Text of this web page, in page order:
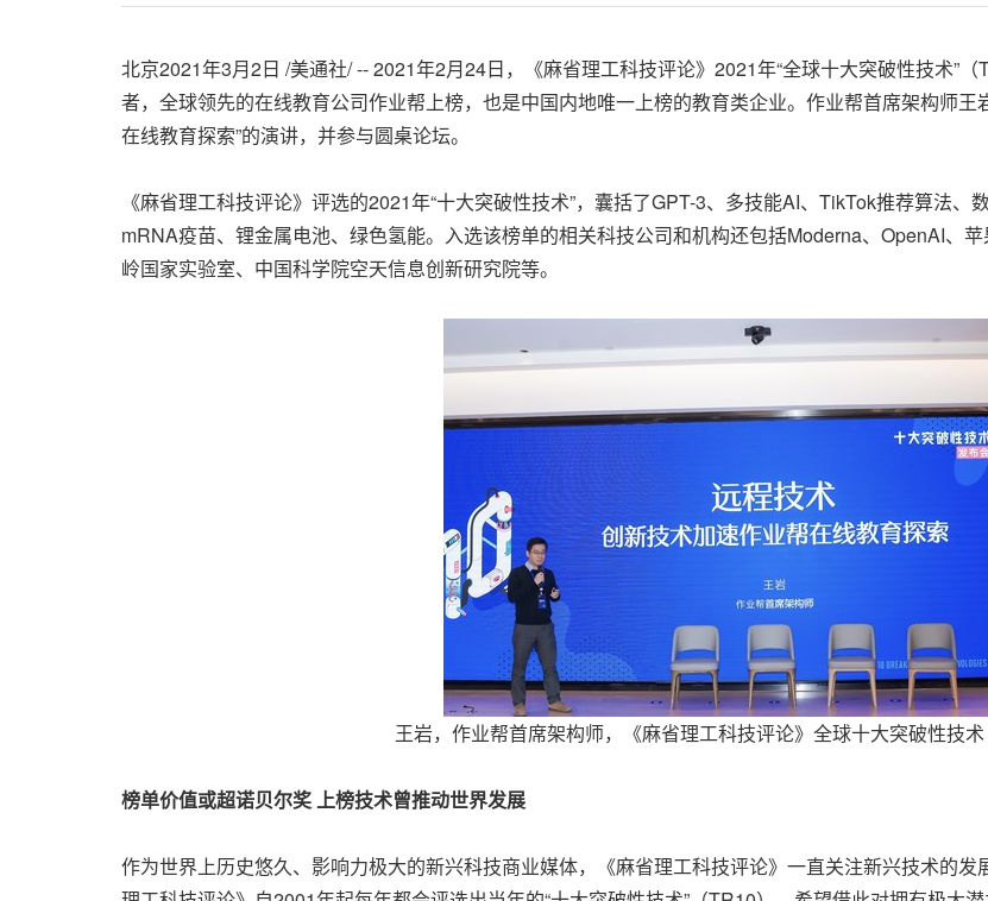
北京2021年3月2日 /美通社/ -- 2021年2月24日，《麻省理工科技评论》2021年“全球十大突破性技术”
者， 全球领先的在线教育公司作业帮上榜，也是中国内地唯一上榜的教育类企业。作业帮首席架构师
在线教育探索”的演讲，并参与圆桌论坛。
《麻省理工科技评论》评选的2021年“十大突破性技术”，囊括了GPT-3、多技能AI、TikTok推荐算法、
mRNA疫苗、锂金属电池、绿色氢能。入选该榜单的相关科技公司和机构还包括Moderna、OpenAI、
岭国家实验室、中国科学院空天信息创新研究院等。
王岩，作业帮首席架构师，《麻省理工科技评论》全球十大突破性技
榜单价值或超诺贝尔奖 上榜技术曾推动世界发展
作为世界上历史悠久、影响力极大的新兴科技商业媒体，《麻省理工科技评论》一直关注新兴技术的